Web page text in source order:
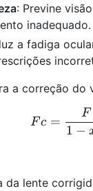
: Previne
inadequado.
a fadiga
a correção do
Fc =
1 −
F
lente